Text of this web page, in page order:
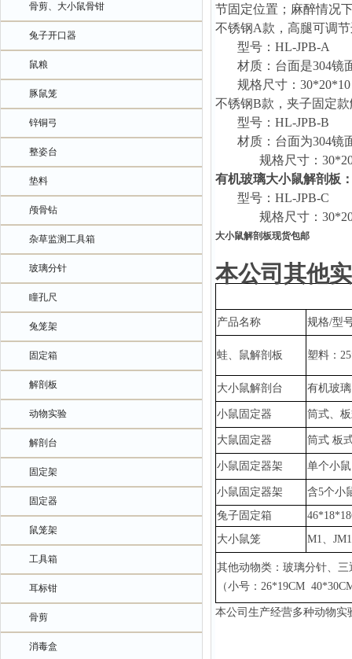
骨剪、大小鼠骨钳
兔子开口器
鼠粮
豚鼠笼
锌铜弓
整姿台
垫料
颅骨钻
杂草监测工具箱
玻璃分针
瞳孔尺
兔笼架
固定箱
解剖板
动物实验
解剖台
固定架
固定器
鼠笼架
工具箱
耳标钳
骨剪
消毒盒
节固定位置 ； 麻醉情况
不锈钢A款， 高腿可调节
型号： HL-JPB-A
材质： 台面是304镜
规格尺寸：
不锈钢B款，夹子固定
型号： HL-JPB-B
材质：台面为304镜
规格尺寸： 30*2
有机玻璃大小鼠解剖板
型号： HL-JPB-C
规格尺寸： 30*
大小鼠解剖板现货包邮
本公司其他
产品名称 规格/型
蛙、鼠解剖板 塑料：
大小鼠解剖台 有机玻
小鼠固定器 筒式、
大鼠固定器 筒式 板
小鼠固定器架 单个小
小鼠固定器架 含5个小
兔子固定箱
大小鼠笼
M1、
其他动物类：玻璃分针、
（小号： 26*19CM
本公司生产经营多种动物